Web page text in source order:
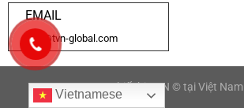
EMAIL
info@tvn-global.com
Thiết bị TVN © tại Việt Nam
Vietnamese